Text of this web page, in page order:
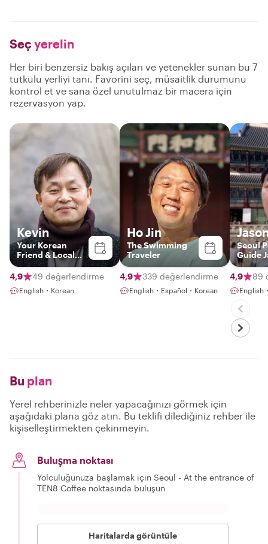
Seç yerelin
Her biri benzersiz bakış açıları ve yetenekler sunan bu 7
tutkulu yerliyi tanı. Favorini seç, müsaitlik durumunu
kontrol et ve sana özel unutulmaz bir macera için
rezervasyon yap.
Kevin
Your Korean
Friend & Local
Storyteller
4,9
49 değerlendirme
English・Korean
Ho Jin
The Swimming
Traveler
4,9 339 değerlendirme
English・Español・Korean
Seoul
Guide
4,9 89
English
Bu plan
Yerel rehberinizle neler yapacağınızı görmek için
aşağıdaki plana göz atın. Bu teklifi dilediğiniz rehber ile
kişiselleştirmekten çekinmeyin.
Buluşma noktası
Yolculuğunuza başlamak için Seoul - At the entrance of
TEN8 Coffee noktasında buluşun
Haritalarda görüntüle